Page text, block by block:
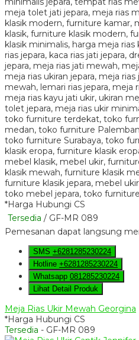
*Harga Hubungi CS
Tersedia / GF-MR 089
Pemesanan dapat langsung
SMS +6281285230224
Hotline +6281285230224
Whatsapp 081285230224
Lihat Detail Produk
Meja Rias Ukir Mewah Georgina
*Harga Hubungi CS
Tersedia - GF-MR 089